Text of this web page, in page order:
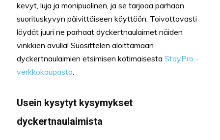
kevyt, luja ja monipuolinen, ja se tarjoaa parhaan
suorituskyvyn päivittäiseen käyttöön. Toivottavasti
löydät juuri ne parhaat dyckertnaulaimet näiden
vinkkien avulla! Suosittelen aloittamaan
dyckertnaulaimien etsimisen kotimaisesta StayPro -
verkkokaupasta.
Usein kysytyt kysymykset
dyckertnaulaimista